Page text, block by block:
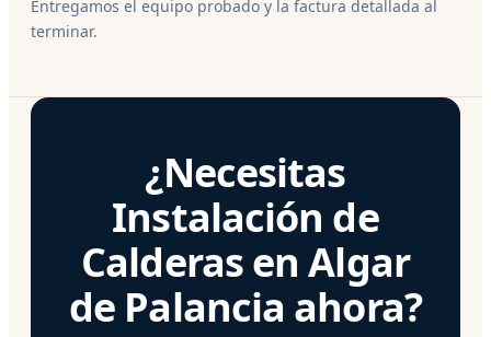
Entregamos el equipo probado y la factura detallada al
terminar.
¿Necesitas
Instalación de
Calderas en Algar
de Palancia ahora?